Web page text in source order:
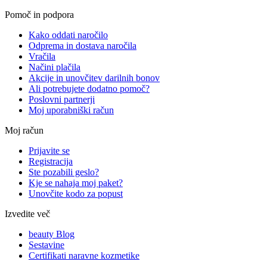
Pomoč in podpora
Kako oddati naročilo
Odprema in dostava naročila
Vračila
Načini plačila
Akcije in unovčitev darilnih bonov
Ali potrebujete dodatno pomoč?
Poslovni partnerji
Moj uporabniški račun
Moj račun
Prijavite se
Registracija
Ste pozabili geslo?
Kje se nahaja moj paket?
Unovčite kodo za popust
Izvedite več
beauty Blog
Sestavine
Certifikati naravne kozmetike